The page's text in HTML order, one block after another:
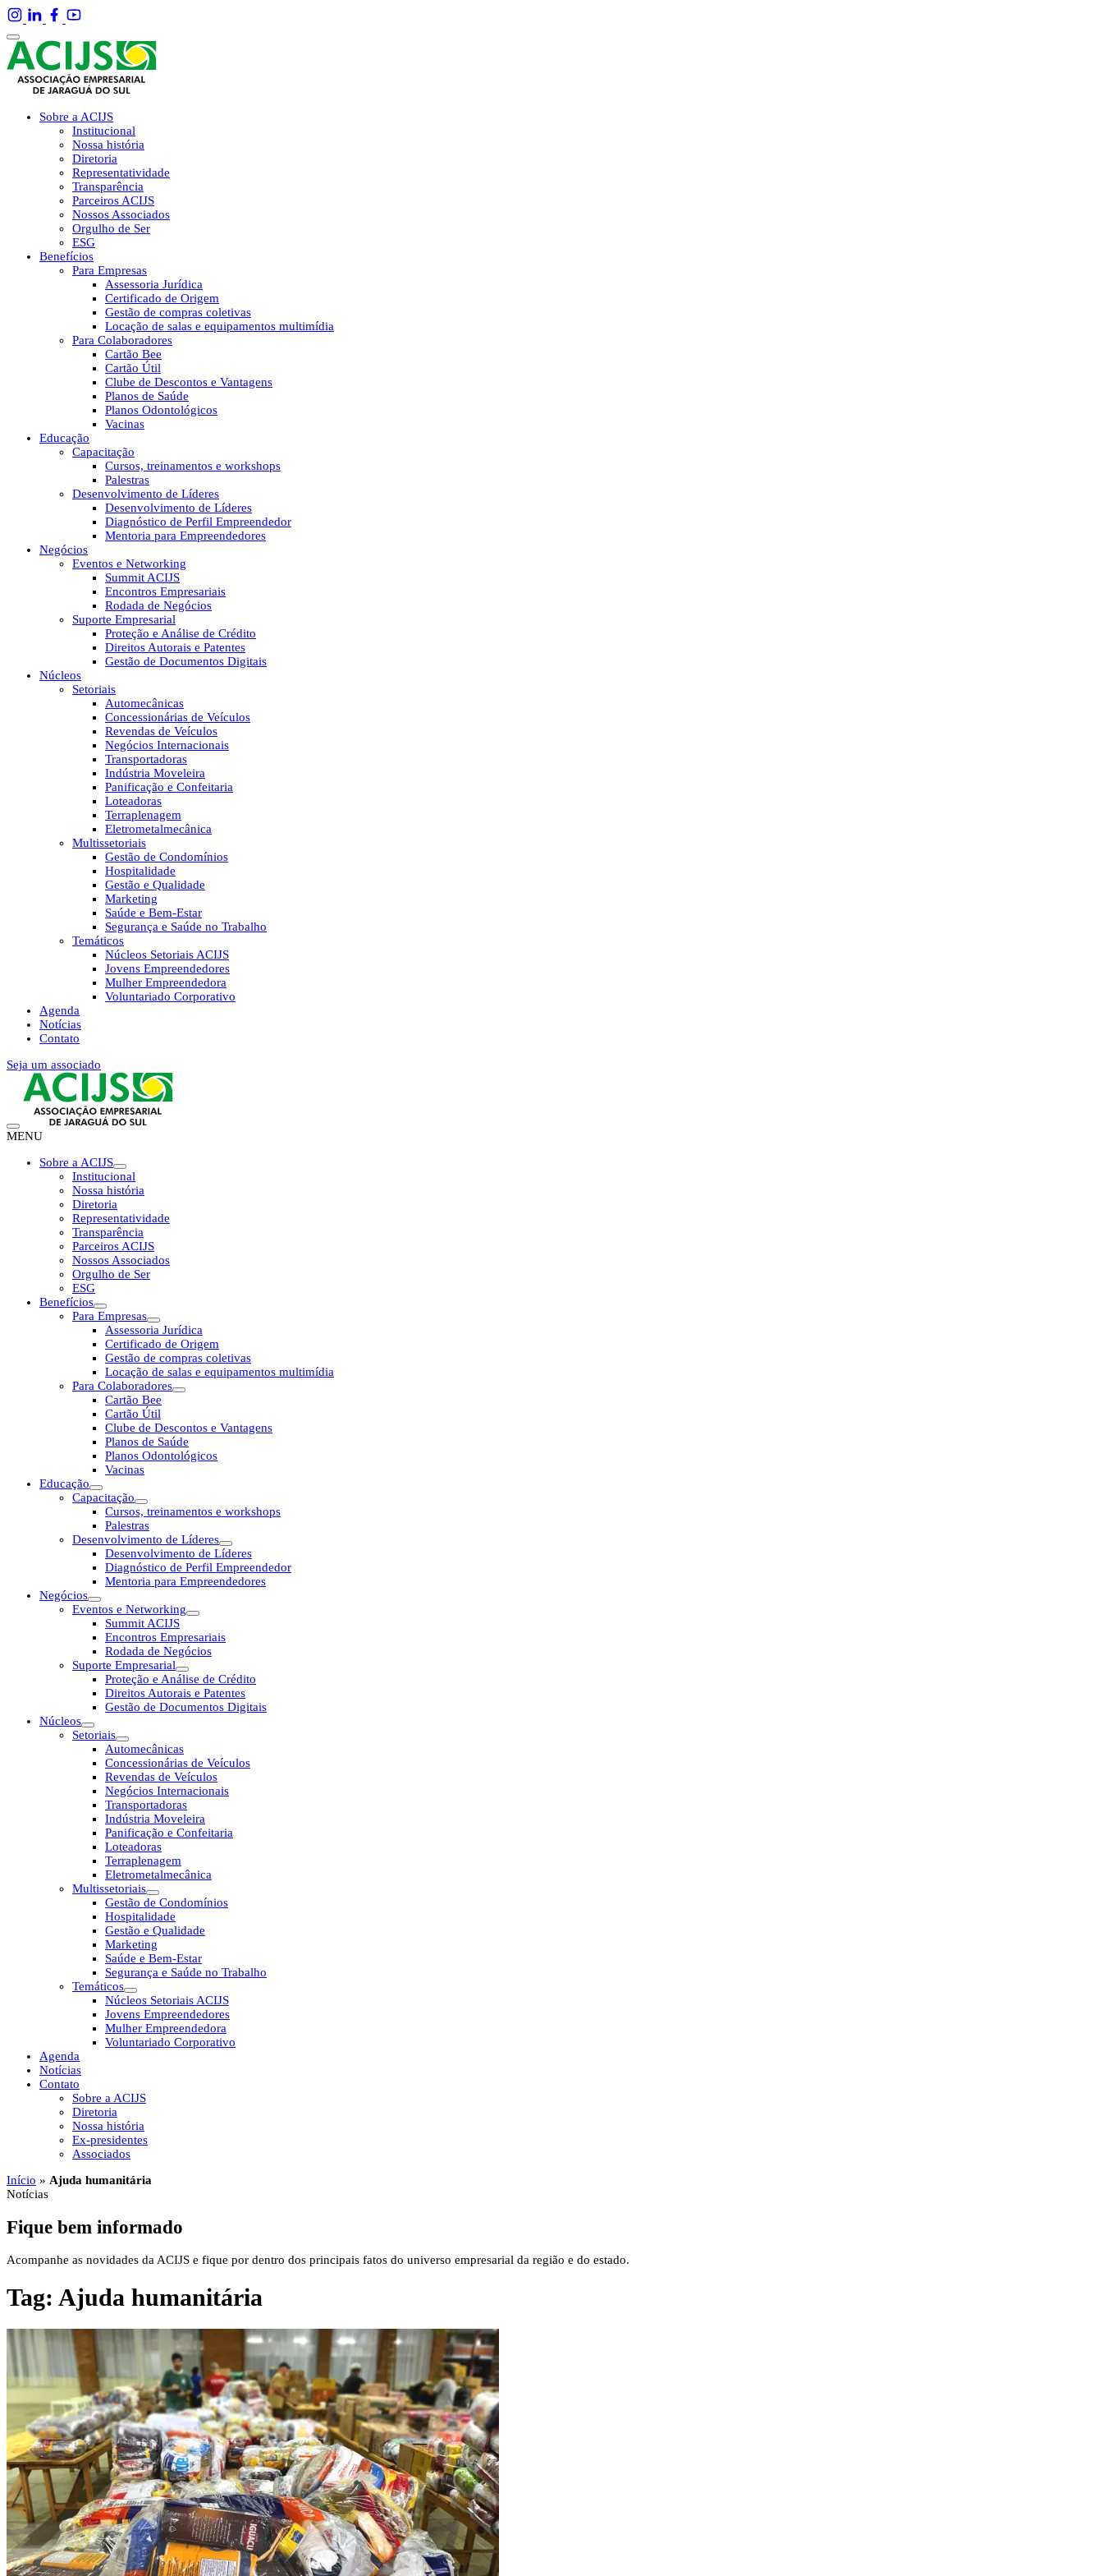
Sobre a ACIJS
Institucional
Nossa história
Diretoria
Representatividade
Transparência
Parceiros ACIJS
Nossos Associados
Orgulho de Ser
ESG
Benefícios
Para Empresas
Assessoria Jurídica
Certificado de Origem
Gestão de compras coletivas
Locação de salas e equipamentos multimídia
Para Colaboradores
Cartão Bee
Cartão Útil
Clube de Descontos e Vantagens
Planos de Saúde
Planos Odontológicos
Vacinas
Educação
Capacitação
Cursos, treinamentos e workshops
Palestras
Desenvolvimento de Líderes
Desenvolvimento de Líderes
Diagnóstico de Perfil Empreendedor
Mentoria para Empreendedores
Negócios
Eventos e Networking
Summit ACIJS
Encontros Empresariais
Rodada de Negócios
Suporte Empresarial
Proteção e Análise de Crédito
Direitos Autorais e Patentes
Gestão de Documentos Digitais
Núcleos
Setoriais
Automecânicas
Concessionárias de Veículos
Revendas de Veículos
Negócios Internacionais
Transportadoras
Indústria Moveleira
Panificação e Confeitaria
Loteadoras
Terraplenagem
Eletrometalmecânica
Multissetoriais
Gestão de Condomínios
Hospitalidade
Gestão e Qualidade
Marketing
Saúde e Bem-Estar
Segurança e Saúde no Trabalho
Temáticos
Núcleos Setoriais ACIJS
Jovens Empreendedores
Mulher Empreendedora
Voluntariado Corporativo
Agenda
Notícias
Contato
Seja um associado
MENU
Sobre a ACIJS
Institucional
Nossa história
Diretoria
Representatividade
Transparência
Parceiros ACIJS
Nossos Associados
Orgulho de Ser
ESG
Benefícios
Para Empresas
Assessoria Jurídica
Certificado de Origem
Gestão de compras coletivas
Locação de salas e equipamentos multimídia
Para Colaboradores
Cartão Bee
Cartão Útil
Clube de Descontos e Vantagens
Planos de Saúde
Planos Odontológicos
Vacinas
Educação
Capacitação
Cursos, treinamentos e workshops
Palestras
Desenvolvimento de Líderes
Desenvolvimento de Líderes
Diagnóstico de Perfil Empreendedor
Mentoria para Empreendedores
Negócios
Eventos e Networking
Summit ACIJS
Encontros Empresariais
Rodada de Negócios
Suporte Empresarial
Proteção e Análise de Crédito
Direitos Autorais e Patentes
Gestão de Documentos Digitais
Núcleos
Setoriais
Automecânicas
Concessionárias de Veículos
Revendas de Veículos
Negócios Internacionais
Transportadoras
Indústria Moveleira
Panificação e Confeitaria
Loteadoras
Terraplenagem
Eletrometalmecânica
Multissetoriais
Gestão de Condomínios
Hospitalidade
Gestão e Qualidade
Marketing
Saúde e Bem-Estar
Segurança e Saúde no Trabalho
Temáticos
Núcleos Setoriais ACIJS
Jovens Empreendedores
Mulher Empreendedora
Voluntariado Corporativo
Agenda
Notícias
Contato
Sobre a ACIJS
Diretoria
Nossa história
Ex-presidentes
Associados
Início » Ajuda humanitária
Notícias
Fique bem informado
Acompanhe as novidades da ACIJS e fique por dentro dos principais fatos do universo empresarial da região e do estado.
Tag: Ajuda humanitária